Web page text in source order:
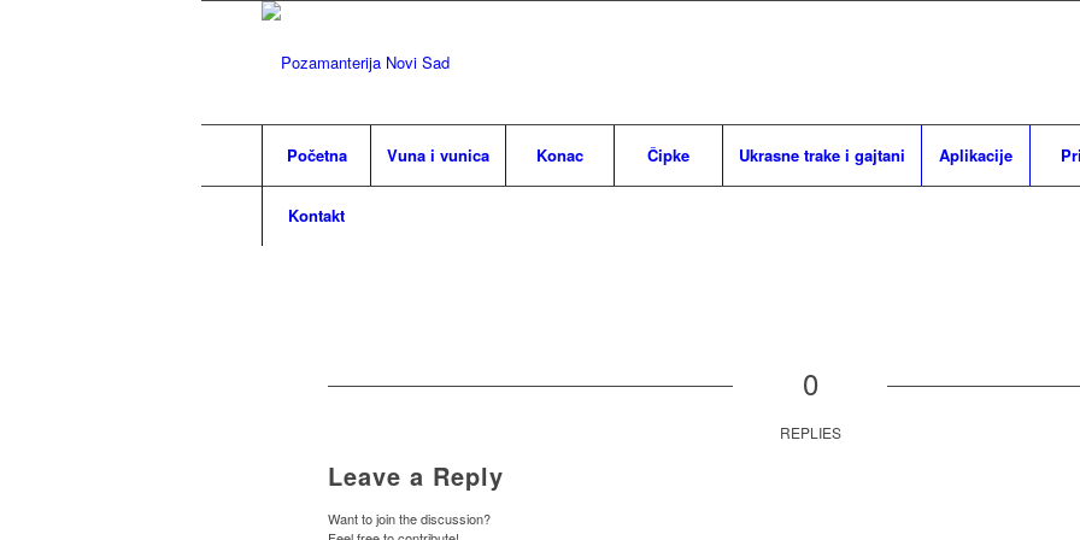
Početna Vuna i vunica Konac Čipke Ukrasne trake i gajtani Aplikacije
Kontakt
0
REPLIES
Leave a Reply
Want to join the discussion?